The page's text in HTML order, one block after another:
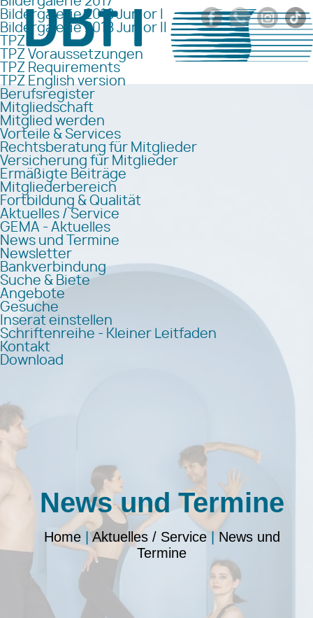
Bildergalerie 2018 Junior I
Bildergalerie 2018 Junior II
TPZ
TPZ Voraussetzungen
TPZ Requirements
TPZ English version
Berufsregister
Mitgliedschaft
Mitglied werden
Vorteile & Services
Rechtsberatung für Mitglieder
Versicherung für Mitglieder
Ermäßigte Beiträge
Mitgliederbereich
Fortbildung & Qualität
Aktuelles / Service
GEMA - Aktuelles
News und Termine
Newsletter
Bankverbindung
Suche & Biete
Angebote
Gesuche
Inserat einstellen
Schriftenreihe - Kleiner Leitfaden
Kontakt
Download
News und Termine
Home|Aktuelles / Service| News und
Termine